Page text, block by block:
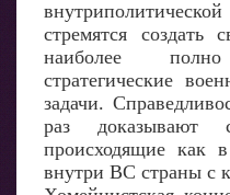
стремятся создать
наиболее
стратегические
задачи.
раз доказывают
происходящие как
внутри ВС страны с